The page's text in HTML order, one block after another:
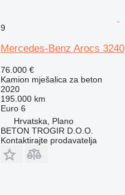
9
Mercedes-Benz Arocs 3240
76.000 €
Kamion mješalica za beton
2020
195.000 km
Euro 6
Hrvatska, Plano
BETON TROGIR D.O.O.
Kontaktirajte prodavatelja